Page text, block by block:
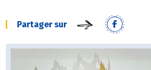
Partager sur